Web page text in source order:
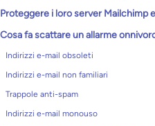
Proteggere i loro server Mailchimp
Cosa fa scattare un allarme
Indirizzi e-mail obsoleti
Indirizzi e-mail non familiari
Trappole anti-spam
Indirizzi e-mail monouso